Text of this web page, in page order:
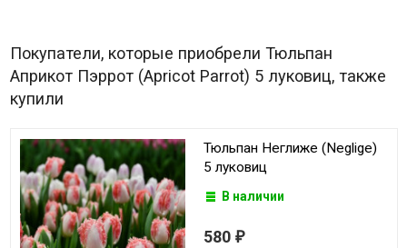
Покупатели, которые приобрели Тюльпан
Априкот Пэррот (Apricot Parrot) 5 луковиц, также
купили
Тюльпан Неглиже (Neglige)
5 луковиц
В наличии
580 ₽